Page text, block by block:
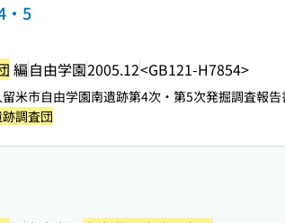
・5
編自由学園2005.12<GB121-H7854>
米市自由学園南遺跡第4次・第5次発掘調査報告
調査団